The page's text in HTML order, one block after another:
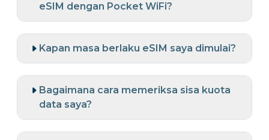
eSIM dengan Pocket WiFi?
Kapan masa berlaku eSIM saya dimulai?
Bagaimana cara memeriksa sisa kuota
data saya?